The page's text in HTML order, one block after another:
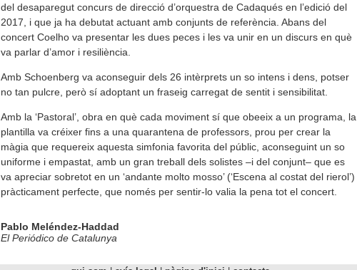
del desaparegut concurs de direcció d’orquestra de Cadaqués en l’edició del
2017, i que ja ha debutat actuant amb conjunts de referència. Abans del
concert Coelho va presentar les dues peces i les va unir en un discurs en què
va parlar d’amor i resiliència.
Amb Schoenberg va aconseguir dels 26 intèrprets un so intens i dens, potser
no tan pulcre, però sí adoptant un fraseig carregat de sentit i sensibilitat.
Amb la ‘Pastoral’, obra en què cada moviment sí que obeeix a un programa, la
plantilla va créixer fins a una quarantena de professors, prou per crear la
màgia que requereix aquesta simfonia favorita del públic, aconseguint un so
uniforme i empastat, amb un gran treball dels solistes –i del conjunt– que es
va apreciar sobretot en un ‘andante molto mosso’ (‘Escena al costat del rierol’)
pràcticament perfecte, que només per sentir-lo valia la pena tot el concert.
Pablo Meléndez-Haddad
El Periódico de Catalunya